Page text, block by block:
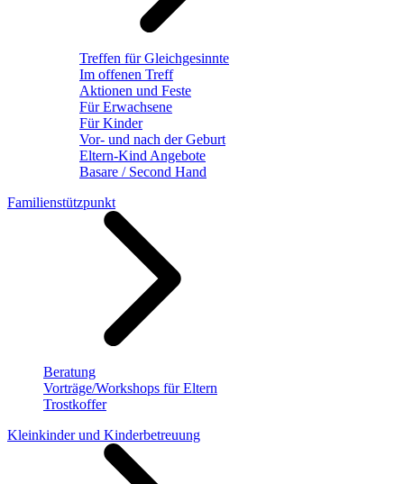
Treffen für Gleichgesinnte
Im offenen Treff
Aktionen und Feste
Für Erwachsene
Für Kinder
Vor- und nach der Geburt
Eltern-Kind Angebote
Basare / Second Hand
Familienstützpunkt
Beratung
Vorträge/Workshops für Eltern
Trostkoffer
Kleinkinder und Kinderbetreuung